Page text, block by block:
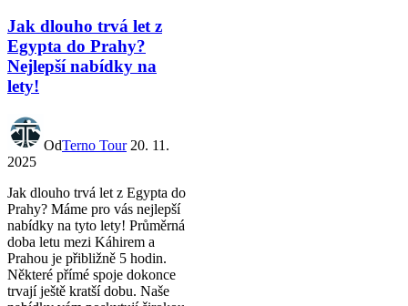
Jak dlouho trvá let z
Egypta do Prahy?
Nejlepší nabídky na
lety!
OdTerno Tour 20. 11.
2025
Jak dlouho trvá let z Egypta do
Prahy? Máme pro vás nejlepší
nabídky na tyto lety! Průměrná
doba letu mezi Káhirem a
Prahou je přibližně 5 hodin.
Některé přímé spoje dokonce
trvají ještě kratší dobu. Naše